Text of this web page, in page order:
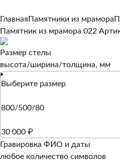
Главная Памятники из мрамора
Памятник из мрамора 022
Размер стелы
высота/ширина/толщина, мм
Выберите размер
800/500/80
30 000 ₽
Гравировка ФИО и даты
любое количество символов